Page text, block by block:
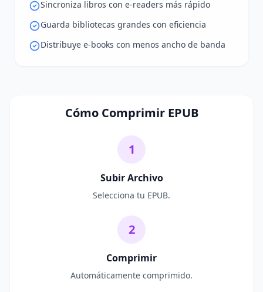
Sincroniza libros con e-readers más rápido
Guarda bibliotecas grandes con eficiencia
Distribuye e-books con menos ancho de banda
Cómo Comprimir EPUB
1
Subir Archivo
Selecciona tu EPUB.
2
Comprimir
Automáticamente comprimido.